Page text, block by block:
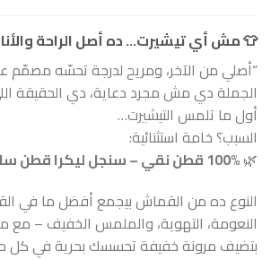
👕مش أي تيشيرت… ده أصل الراحة
“أصلي من الآخر، ومريح لدرجة تحسّه
الجملة دي مش مجرد دعاية، دي الحقيقة
أول ما تلمس التيشيرت…
السبب؟ خامة استثنائية:
🌿100% قطن نقي – سنجل ليكرا قطن ساده
النوع ده من القماش بيجمع أفضل ما في
النعومة، التهوية، والملمس الخفيف – مع
بتضيف مرونة خفيفة تحسسك بحرية في كل